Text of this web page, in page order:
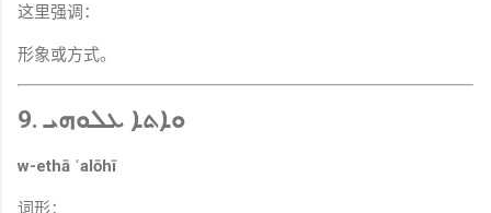
这里强调：
形象或方式。
9. ܘܐܬܐ ܥܠܘܗܝ
w-ethā ʿalōhī
词形：